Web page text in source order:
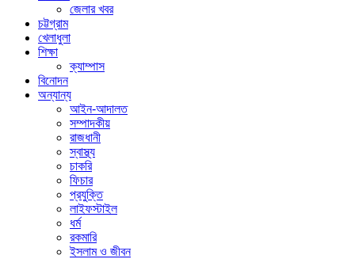
জেলার খবর
চট্টগ্রাম
খেলাধুলা
শিক্ষা
ক্যাম্পাস
বিনোদন
অন্যান্য
আইন-আদালত
সম্পাদকীয়
রাজধানী
স্বাস্থ্য
চাকরি
ফিচার
প্রযুক্তি
লাইফস্টাইল
ধর্ম
রকমারি
ইসলাম ও জীবন